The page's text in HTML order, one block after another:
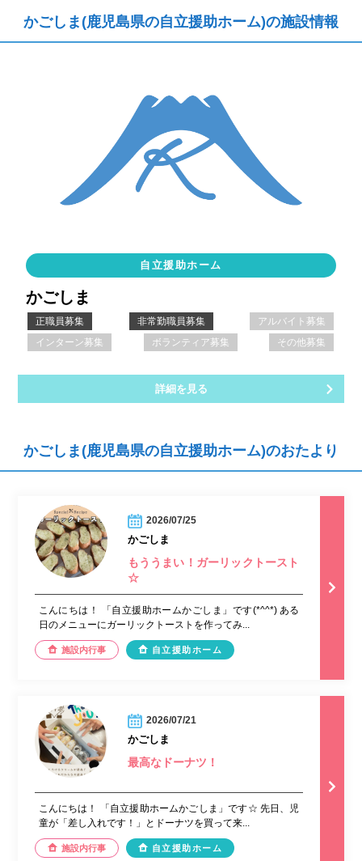
かごしま(鹿児島県の自立援助ホーム)の施設情報
自立援助ホーム
かごしま
正職員募集 非常勤職員募集
アルバイト募集
インターン募集
ボランティア募集 その他募集
詳細を見る
かごしま(鹿児島県の自立援助ホーム)のおたより
2026/07/25
かごしま
もううまい！ガーリックトースト
☆
こんにちは！ 「自立援助ホームかごしま」です(*^^*) ある
日のメニューにガーリックトーストを作ってみ...
施設内行事 自立援助ホーム
2026/07/21
かごしま
最高なドーナツ！
こんにちは！ 「自立援助ホームかごしま」です☆ 先日、児
童が「差し入れです！」とドーナツを買って来...
施設内行事 自立援助ホーム